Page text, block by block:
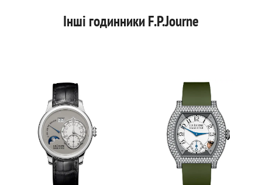
Інші годинники F.P.Journe